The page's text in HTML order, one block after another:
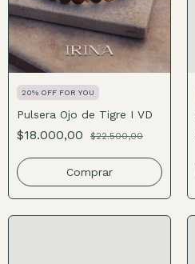
20% OFF FOR YOU
Pulsera Ojo de Tigre I VD
$18.000,00 $22.500,00
Comprar